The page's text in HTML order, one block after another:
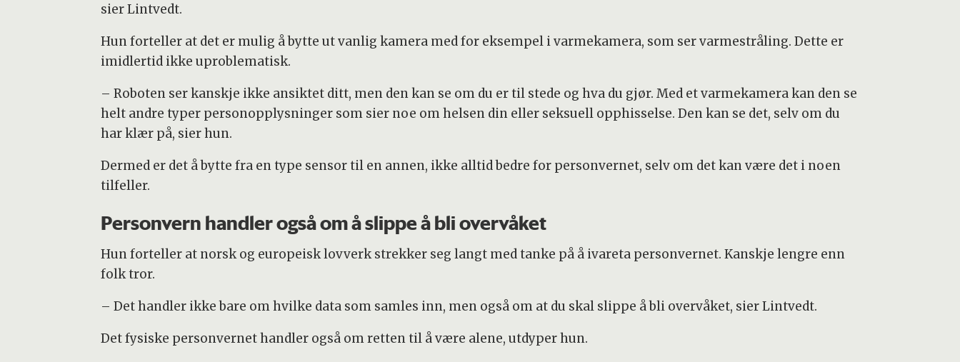
sier Lintvedt.
Hun forteller at det er mulig å bytte ut vanlig kamera med for eksempel i varmekamera, som ser varmestråling. Dette er
imidlertid ikke uproblematisk.
– Roboten ser kanskje ikke ansiktet ditt, men den kan se om du er til stede og hva du gjør. Med et varmekamera kan den se
helt andre typer personopplysninger som sier noe om helsen din eller seksuell opphisselse. Den kan se det, selv om du
har klær på, sier hun.
Dermed er det å bytte fra en type sensor til en annen, ikke alltid bedre for personvernet, selv om det kan være det i noen
tilfeller.
Personvern handler også om å slippe å bli overvåket
Hun forteller at norsk og europeisk lovverk strekker seg langt med tanke på å ivareta personvernet. Kanskje lengre enn
folk tror.
– Det handler ikke bare om hvilke data som samles inn, men også om at du skal slippe å bli overvåket, sier Lintvedt.
Det fysiske personvernet handler også om retten til å være alene, utdyper hun.